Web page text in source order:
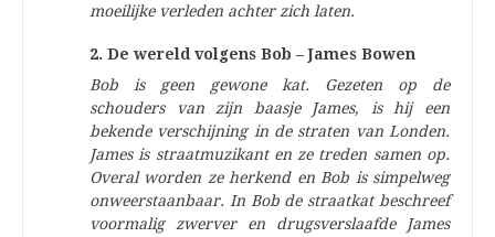
moeilijke verleden achter zich laten.
2. De wereld volgens Bob – James Bowen
Bob is geen gewone kat. Gezeten op de
schouders van zijn baasje James, is hij een
bekende verschijning in de straten van Londen.
James is straatmuzikant en ze treden samen op.
Overal worden ze herkend en Bob is simpelweg
onweerstaanbaar. In Bob de straatkat beschreef
voormalig zwerver en drugsverslaafde James